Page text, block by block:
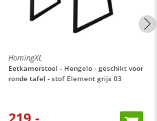
HomingXL
Eetkamerstoel - Hengelo - geschikt voor
ronde tafel - stof Element grijs 03